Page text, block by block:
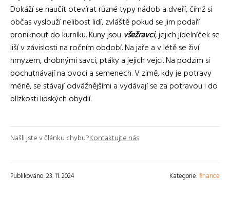
Dokáží se naučit otevírat různé typy nádob a dveří, čímž si
občas vyslouží nelibost lidí, zvláště pokud se jim podaří
proniknout do kurníku. Kuny jsou všežravci, jejich jídelníček se
liší v závislosti na ročním období. Na jaře a v létě se živí
hmyzem, drobnými savci, ptáky a jejich vejci. Na podzim si
pochutnávají na ovoci a semenech. V zimě, kdy je potravy
méně, se stávají odvážnějšími a vydávají se za potravou i do
blízkosti lidských obydlí.
Našli jste v článku chybu?Kontaktujte nás
Publikováno: 23. 11. 2024 Kategorie:finance